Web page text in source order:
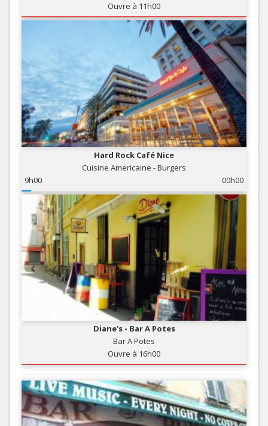
Ouvre à 11h00
Hard Rock Café Nice
Cuisine Americaine - Burgers
9h00
00h00
Diane's - Bar A Potes
Bar A Potes
Ouvre à 16h00